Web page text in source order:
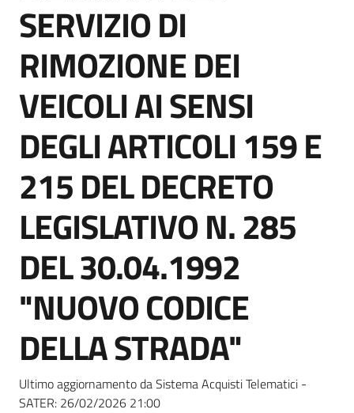
telematiche
English
site
Seguici
su
SERVIZIO DI
RIMOZIONE DEI
VEICOLI AI SENSI
DEGLI ARTICOLI 159 E
215 DEL DECRETO
LEGISLATIVO N. 285
DEL 30.04.1992
"NUOVO CODICE
DELLA STRADA"
Ultimo aggiornamento da Sistema Acquisti Telematici -
SATER: 26/02/2026 21:00